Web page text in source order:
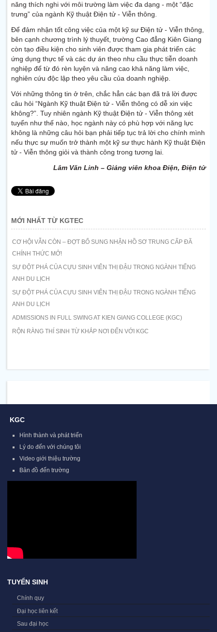
năng thích nghi với môi trường làm việc đa dạng - một “đặc
trưng” của ngành Kỹ thuật Điện tử - Viễn thông.
Để đảm nhận tốt công việc của một kỹ sư Điện tử - Viễn thông,
bên cạnh chương trình lý thuyết, trường Cao đẳng Kiên Giang
còn tạo điều kiện cho sinh viên được tham gia phát triển các
ứng dụng thực tế và các dự án theo nhu cầu thực tiễn doanh
nghiệp để từ đó rèn luyện và nâng cao khả năng làm việc,
nghiên cứu độc lập theo yêu cầu của doanh nghiệp.
Với những thông tin ở trên, chắc hẳn các bạn đã trả lời được
câu hỏi “Ngành Kỹ thuật Điện tử - Viễn thông có dễ xin việc
không?”. Tuy nhiên ngành Kỹ thuật Điện tử - Viễn thông xét
tuyển như thế nào, học ngành này có phù hợp với năng lực
không là những câu hỏi bạn phải tiếp tục trả lời cho chính mình
nếu thực sự muốn trở thành một kỹ sư thực hành Kỹ thuật Điện
tử - Viễn thông giỏi và thành công trong tương lai.
Lâm Văn Linh – Giảng viên khoa Điện, Điện tử
MỚI NHẤT TỪ KGTEC
CƠ HỘI VẪN CÒN – ĐỢT BỔ SUNG NHẬN HỒ SƠ TRUNG CẤP ĐÃ
CHÍNH THỨC MỞ!
SỰ ĐỘT PHÁ CỦA CỰU SINH VIÊN THỊ ĐẬU TRONG NGÀNH TIẾNG
ANH DU LỊCH
SỰ ĐỘT PHÁ CỦA CỰU SINH VIÊN THỊ ĐẬU TRONG NGÀNH TIẾNG
ANH DU LỊCH
ADMISSIONS IN FULL SWING AT KIEN GIANG COLLEGE (KGC)
RỘN RÀNG THÍ SINH TỪ KHẮP NƠI ĐẾN VỚI KGC
KGC
Hình thành và phát triển
Lý do đến với chúng tôi
Video giới thiệu trường
Bản đồ đến trường
TUYỂN SINH
Chính quy
Đại học liên kết
Sau đại học